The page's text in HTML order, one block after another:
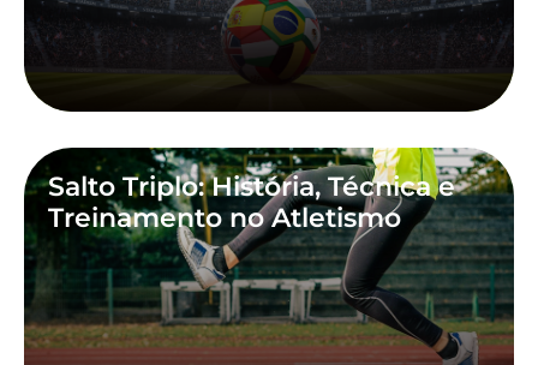
Salto Triplo: História, Técnica e
Treinamento no Atletismo